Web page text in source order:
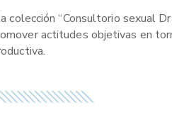
“Consultorio sexual
actitudes objetivas en